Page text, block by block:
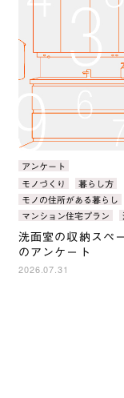
カ
テ
ゴ
リ：
アンケート
タ
グ：
モノづくり
暮らし方
モノの住所がある暮らし
マンション住宅プラン
洗面室の収納スペ
のアンケート
2026.07.31